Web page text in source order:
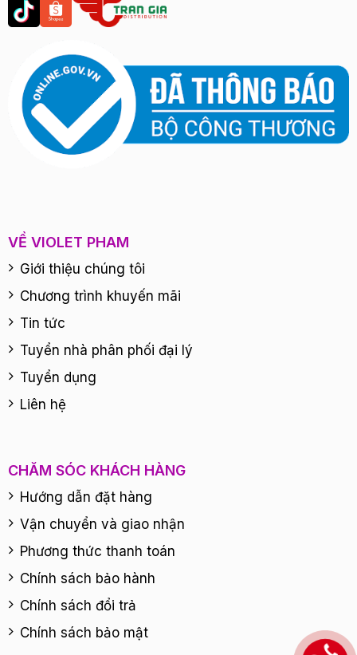
VỀ VIOLET PHAM
Giới thiệu chúng tôi
Chương trình khuyến mãi
Tin tức
Tuyển nhà phân phối đại lý
Tuyển dụng
Liên hệ
CHĂM SÓC KHÁCH HÀNG
Hướng dẫn đặt hàng
Vận chuyển và giao nhận
Phương thức thanh toán
Chính sách bảo hành
Chính sách đổi trả
Chính sách bảo mật